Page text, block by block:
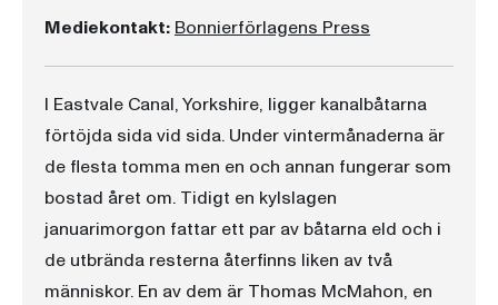
Mediekontakt: Bonnierförlagens Press
I Eastvale Canal, Yorkshire, ligger kanalbåtarna
förtöjda sida vid sida. Under vintermånaderna är
de flesta tomma men en och annan fungerar som
bostad året om. Tidigt en kylslagen
januarimorgon fattar ett par av båtarna eld och i
de utbrända resterna återfinns liken av två
människor. En av dem är Thomas McMahon, en